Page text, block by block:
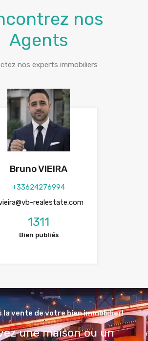
nos
Agents
nos experts immobiliers
Bruno VIEIRA
+33624276994
realestate.com
1311
Bien publiés
la vente de votre bien immobilier!
une maison ou un